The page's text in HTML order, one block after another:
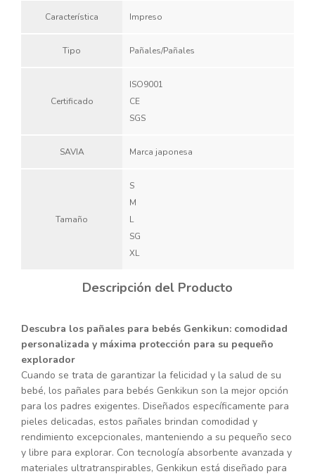
Característica Impreso
Tipo Pañales/Pañales
Certificado
ISO9001
CE
SGS
SAVIA Marca japonesa
Tamaño
S
M
L
SG
XL
Descripción del Producto
Descubra los pañales para bebés Genkikun: comodidad
personalizada y máxima protección para su pequeño
explorador
Cuando se trata de garantizar la felicidad y la salud de su
bebé, los pañales para bebés Genkikun son la mejor opción
para los padres exigentes. Diseñados específicamente para
pieles delicadas, estos pañales brindan comodidad y
rendimiento excepcionales, manteniendo a su pequeño seco
y libre para explorar. Con tecnología absorbente avanzada y
materiales ultratranspirables, Genkikun está diseñado para